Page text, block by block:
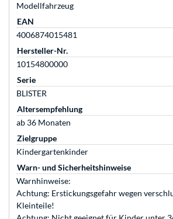
Modellfahrzeug
EAN
4006874015481
Hersteller-Nr.
10154800000
Serie
BLISTER
Altersempfehlung
ab 36 Monaten
Zielgruppe
Kindergartenkinder
Warn- und Sicherheitshinweise
Warnhinweise:
Achtung: Erstickungsgefahr wegen
Kleinteile!